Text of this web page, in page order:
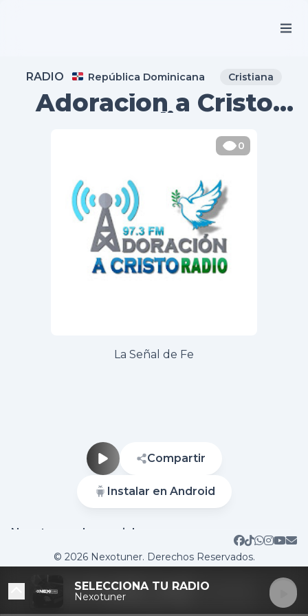
RADIO República Dominicana Cristiana
Adoracion a Cristo
Radio
0
La Señal de Fe
Compartir
Instalar en Android
Nuestras redes sociales
Sitio web Contactar
© 2026 Nexotuner. Derechos Reservados.
SELECCIONA TU RADIO
Nexotuner